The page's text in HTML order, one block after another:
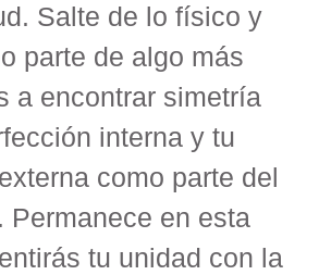
Salte de lo físico y
parte de algo más
a encontrar simetría
interna y tu
como parte del
Permanece en esta
tu unidad con la